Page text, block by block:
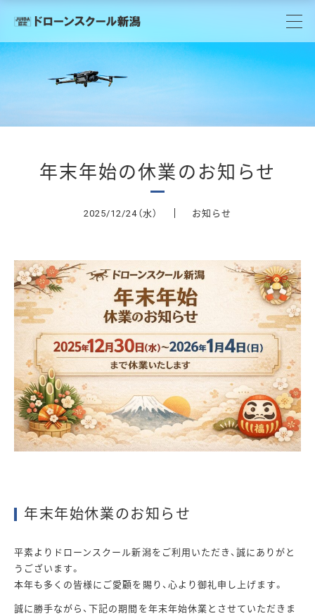
年末年始の休業のお知らせ
2025/12/24 （水） お知らせ
年末年始休業のお知らせ
平素よりドローンスクール新潟をご利用いただき、誠にありがと
うございます。
本年も多くの皆様にご愛顧を賜り、心より御礼申し上げます。
誠に勝手ながら、下記の期間を年末年始休業とさせていただきま